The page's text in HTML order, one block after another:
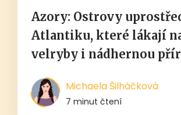
Azory: Ostrovy
Atlantiku, které lákají
velryby i nádhernou
Michaela Šilháčková
7 minut čtení